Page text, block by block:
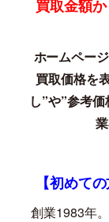
買取金額
ホームペー
買取価格を
し”や”参考
【初めて
創業1983年